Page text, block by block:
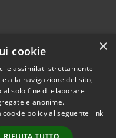
© 2026 • Comune di
Marnate • Powered by
Municipium• Accesso
×
cookie
e assimilati strettamente
alla navigazione del sito,
al solo fine di elaborare
e anonime.
policy al seguente link